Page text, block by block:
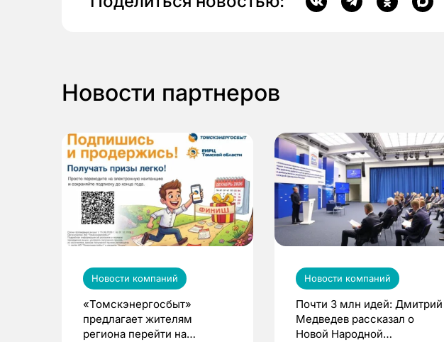
Новости партнеров
Новости компаний
«Томскэнергосбыт»
предлагает жителям
региона перейти на
Новости компаний
Почти 3 млн идей: Дмитрий
Медведев рассказал о
Новой Народной